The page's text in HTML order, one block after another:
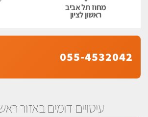
מחוז תל אביב
ראשון לציון
055-4532042
עיסויים דומים באזור